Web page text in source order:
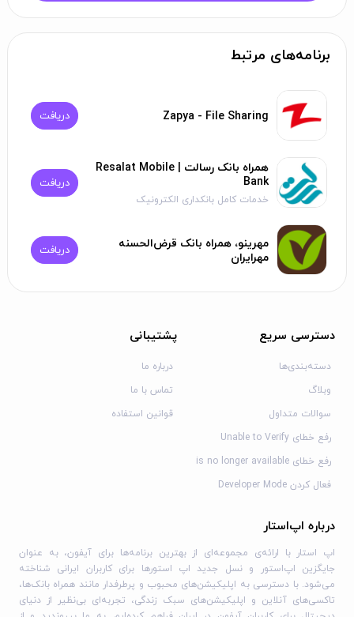
برنامه‌های مرتبط
Zapya - File Sharing دریافت
همراه بانک رسالت | Resalat Mobile
Bank
خدمات کامل بانکداری الکترونیک
دریافت
مهرینو، همراه بانک قرض‌الحسنه
مهرایران
دریافت
دسترسی سریع
دسته‌بندی‌ها
وبلاگ
سوالات متداول
رفع خطای Unable to Verify
رفع خطای is no longer available
فعال کردن Developer Mode
پشتیبانی
درباره ما
تماس با ما
قوانین استفاده
درباره اپ‌استار
اپ استار با ارائه‌ی مجموعه‌ای از بهترین برنامه‌ها برای آیفون، به عنوان
جایگزین اپ‌استور و نسل جدید اپ استورها برای کاربران ایرانی شناخته
می‌شود. با دسترسی به اپلیکیشن‌های محبوب و پرطرفدار مانند همراه بانک‌ها،
تاکسی‌های آنلاین و اپلیکیشن‌های سبک زندگی، تجربه‌ای بی‌نظیر از دنیای